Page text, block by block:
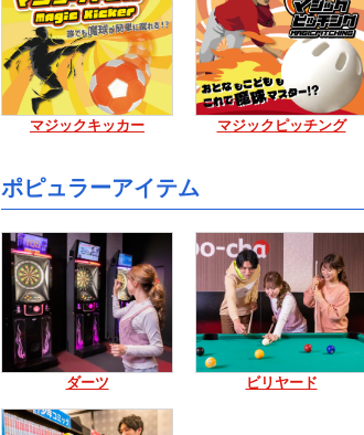
マジックキッカー マジックピッチング
ポピュラーアイテム
ダーツ ビリヤード